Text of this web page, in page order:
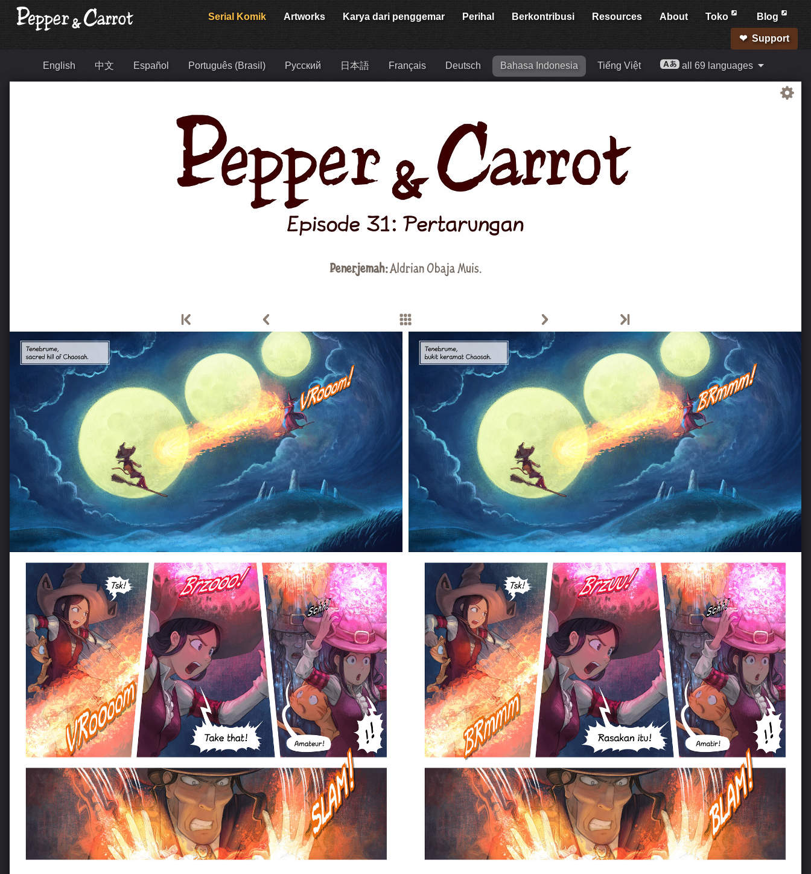
Serial Komik Artworks Karya dari penggemar Perihal Berkontribusi Resources About Toko Blog
Support
English 中文 Español Português (Brasil) Русский 日本語 Français Deutsch Bahasa Indonesia Tiếng Việt all 69 languages
Penerjemah:Aldrian Obaja Muis.